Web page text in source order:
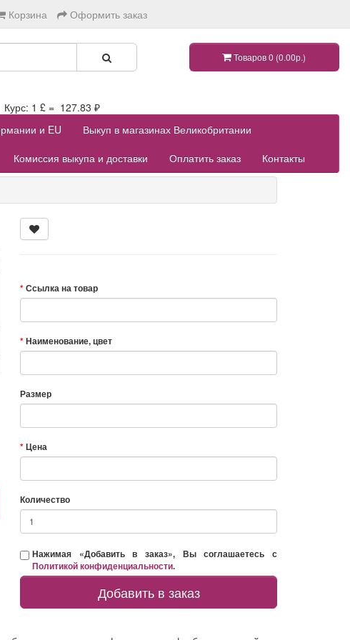
Корзина Оформить заказ
Товаров 0 (0.00р.)
1 £ = 127.83 ₽
и EU
Выкуп в магазинах Великобритании
Комиссия выкупа и доставки Оплатить заказ Контакты
Ссылка на товар
Наименование, цвет
Размер
Цена
Количество
Нажимая «Добавить в заказ», Вы соглашаетесь с
Политикой конфиденциальности.
Добавить в заказ